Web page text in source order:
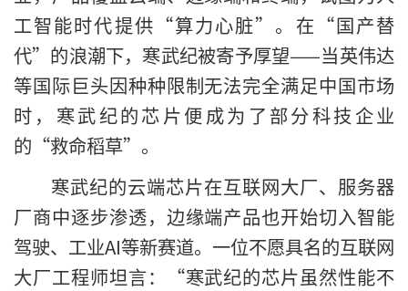
工智能时代提供“算力心脏”。在“国产替
代”的浪潮下，寒武纪被寄予厚望——当英伟达
等国际巨头因种种限制无法完全满足中国市场
时，寒武纪的芯片便成为了部分科技企业
的“救命稻草”。
寒武纪的云端芯片在互联网大厂、服务器
厂商中逐步渗透，边缘端产品也开始切入智能
驾驶、工业AI等新赛道。一位不愿具名的互联网
大厂工程师坦言：“寒武纪的芯片虽然性能不